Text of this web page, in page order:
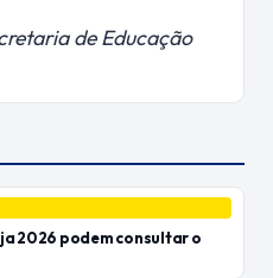
de Educação
2026 podem consultar o